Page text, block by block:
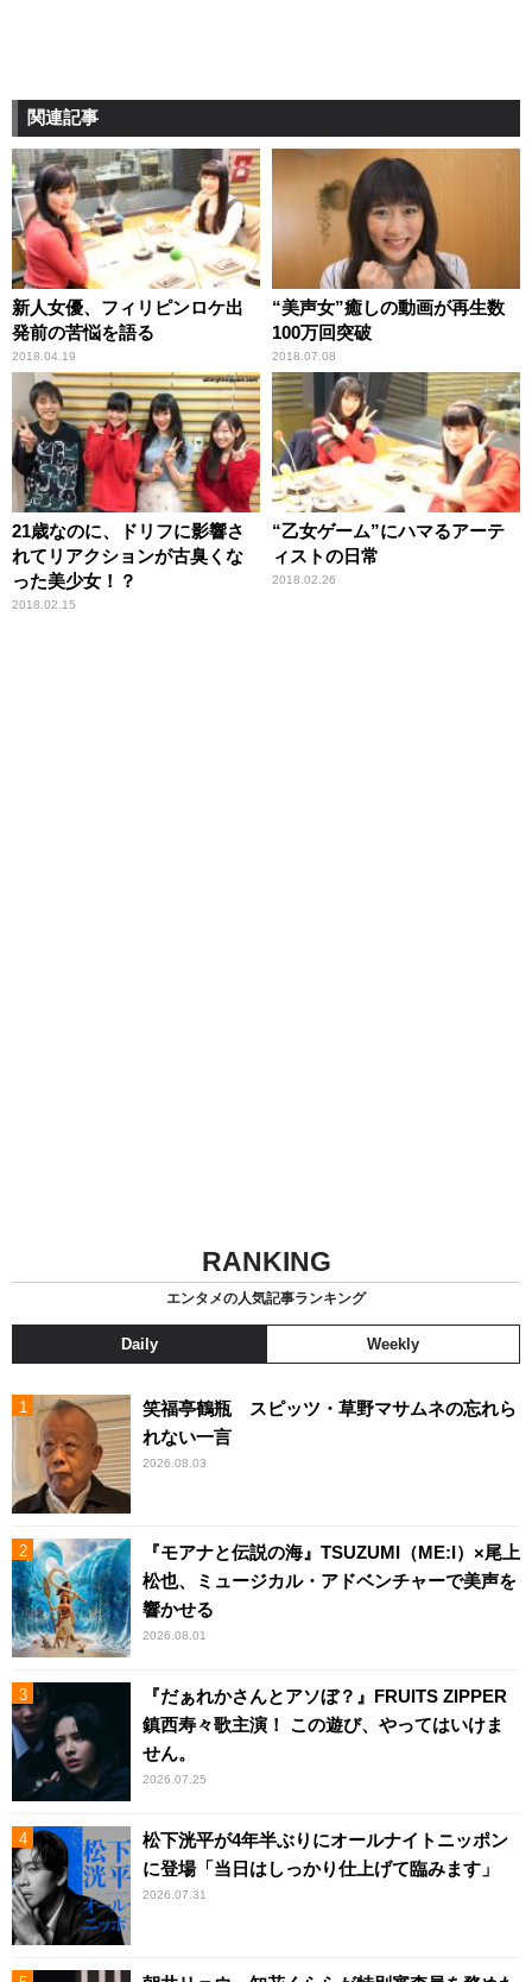
関連記事
新人女優、フィリピンロケ出
発前の苦悩を語る
2018.04.19
“美声女”癒しの動画が再生数
100万回突破
2018.07.08
21歳なのに、ドリフに影響さ
れてリアクションが古臭くな
った美少女！？
2018.02.15
“乙女ゲーム”にハマるアーテ
ィストの日常
2018.02.26
RANKING
エンタメの人気記事ランキング
Daily Weekly
笑福亭鶴瓶 スピッツ・草野マサムネの忘れら
れない一言
2026.08.03
『モアナと伝説の海』TSUZUMI（ME:I）×尾上
松也、ミュージカル・アドベンチャーで美声を
響かせる
2026.08.01
『だぁれかさんとアソぼ？』FRUITS ZIPPER
鎮西寿々歌主演！ この遊び、やってはいけま
せん。
2026.07.25
松下洸平が4年半ぶりにオールナイトニッポン
に登場「当日はしっかり仕上げて臨みます」
2026.07.31